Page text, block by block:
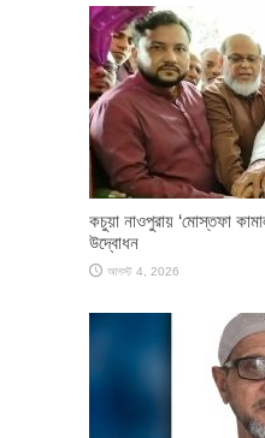
কচুয়া নাওপুরায় ‘মোস্তফা
উদ্বোধন
আগস্ট 4, 2026